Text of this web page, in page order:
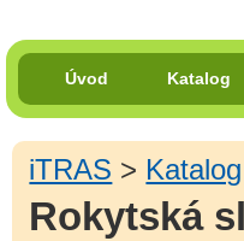
Úvod Katalog
iTRAS > Katalog
Rokytská